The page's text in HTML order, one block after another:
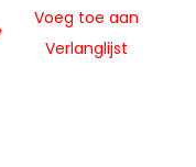
Voeg toe aan
Verlanglijst